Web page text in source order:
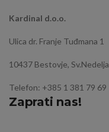
Kardinal d.o.o.
Ulica dr. Franje Tuđmana 1
10437 Bestovje, Sv.Nedelja
Telefon: +385 1 381 79 69
Zaprati nas!